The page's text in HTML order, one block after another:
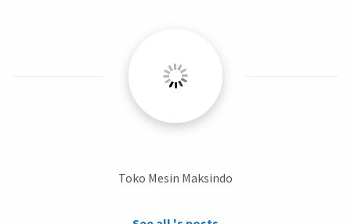
Toko Mesin Maksindo